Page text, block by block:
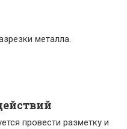
металла.
провести разметку и